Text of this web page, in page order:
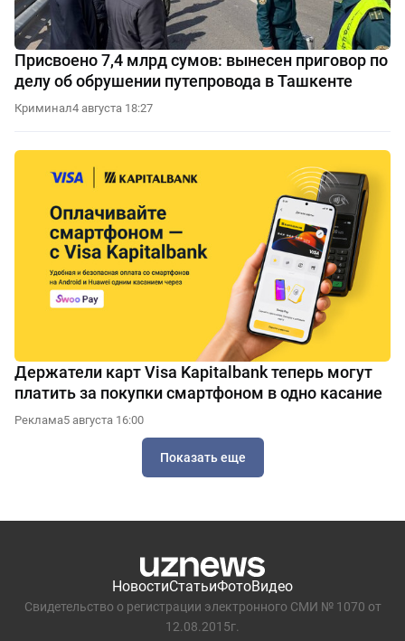
Присвоено 7,4 млрд сумов: вынесен приговор по
делу об обрушении путепровода в Ташкенте
Криминал4 августа 18:27
Держатели карт Visa Kapitalbank теперь могут
платить за покупки смартфоном в одно касание
Реклама5 августа 16:00
Показать еще
НовостиСтатьиФотоВидео
Свидетельство о регистрации электронного СМИ № 1070 от
12.08.2015г.